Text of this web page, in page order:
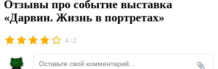
Отзывы про событие выставка
«Дарвин. Жизнь в портретах»
4 /2